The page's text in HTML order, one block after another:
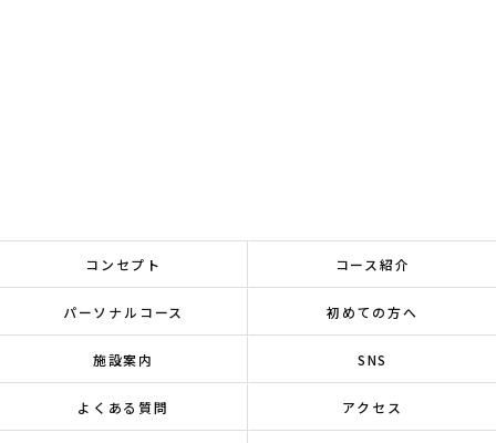
コンセプト コース紹介
パーソナルコース 初めての方へ
施設案内 SNS
よくある質問 アクセス